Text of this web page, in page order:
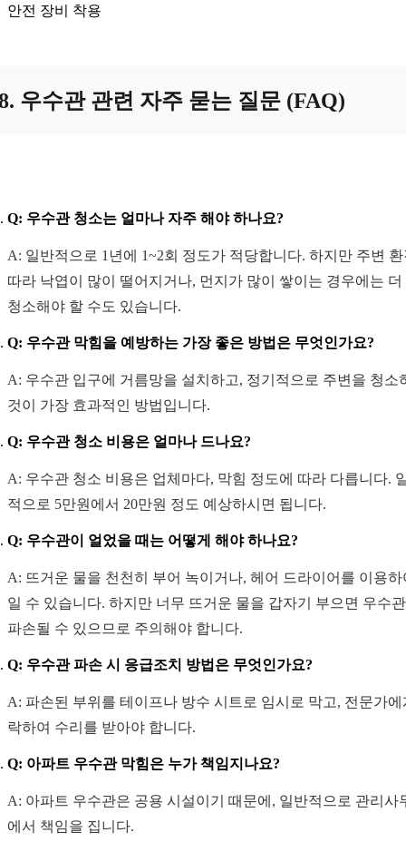
안전 장비 착용
우수관 관련 자주 묻는 질문 (FAQ)
Q: 우수관 청소는 얼마나 자주 해야 하나요?
A: 일반적으로 1년에 1~2회 정도가 적당합니다. 하지만 주변
따라 낙엽이 많이 떨어지거나, 먼지가 많이 쌓이는 경우에는 더
청소해야 할 수도 있습니다.
Q: 우수관 막힘을 예방하는 가장 좋은 방법은 무엇인가요?
A: 우수관 입구에 거름망을 설치하고, 정기적으로 주변을 청소
것이 가장 효과적인 방법입니다.
Q: 우수관 청소 비용은 얼마나 드나요?
A: 우수관 청소 비용은 업체마다, 막힘 정도에 따라 다릅니다.
적으로 5만원에서 20만원 정도 예상하시면 됩니다.
Q: 우수관이 얼었을 때는 어떻게 해야 하나요?
A: 뜨거운 물을 천천히 부어 녹이거나, 헤어 드라이어를 이용하
일 수 있습니다. 하지만 너무 뜨거운 물을 갑자기 부으면 우수
파손될 수 있으므로 주의해야 합니다.
Q: 우수관 파손 시 응급조치 방법은 무엇인가요?
A: 파손된 부위를 테이프나 방수 시트로 임시로 막고, 전문가에
락하여 수리를 받아야 합니다.
Q: 아파트 우수관 막힘은 누가 책임지나요?
A: 아파트 우수관은 공용 시설이기 때문에, 일반적으로 관리사
에서 책임을 집니다.